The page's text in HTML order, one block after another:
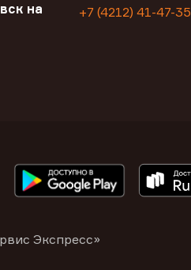
на
+7 (4212) 41-47-35
Экспресс»